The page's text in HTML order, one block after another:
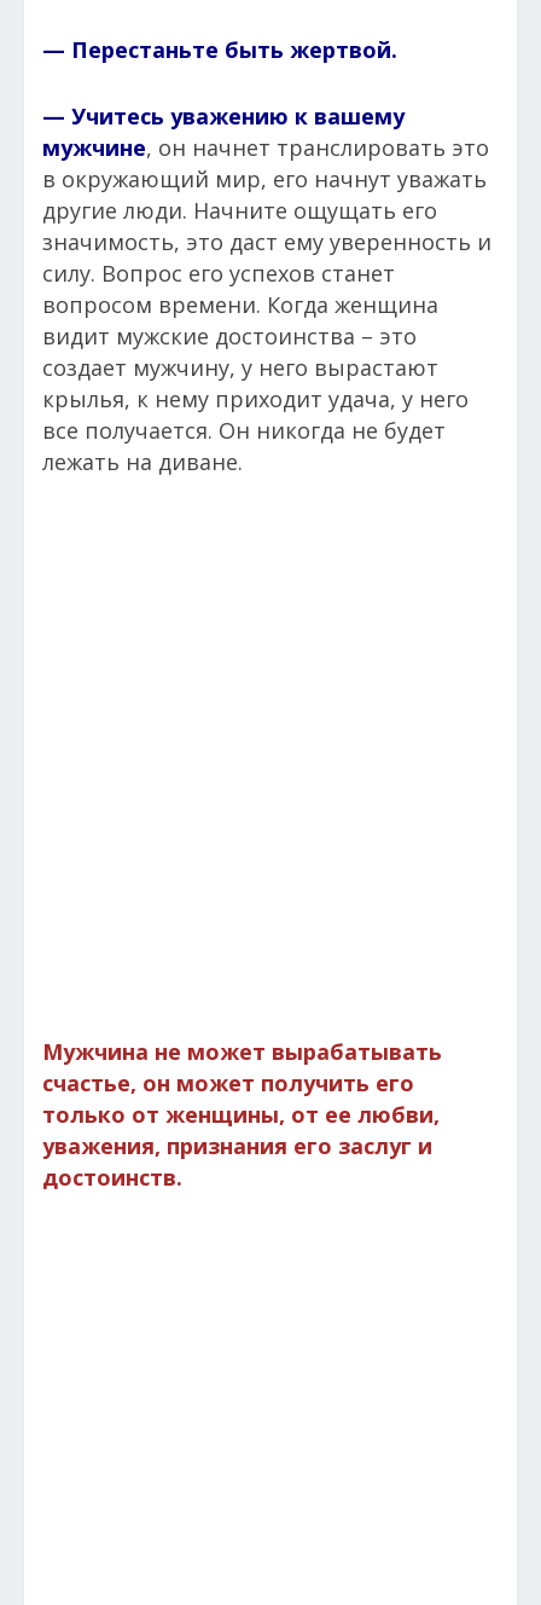
— Перестаньте быть жертвой.
— Учитесь уважению к вашему
мужчине, он начнет транслировать это
в окружающий мир, его начнут уважать
другие люди. Начните ощущать его
значимость, это даст ему уверенность и
силу. Вопрос его успехов станет
вопросом времени. Когда женщина
видит мужские достоинства – это
создает мужчину, у него вырастают
крылья, к нему приходит удача, у него
все получается. Он никогда не будет
лежать на диване.
Мужчина не может вырабатывать
счастье, он может получить его
только от женщины, от ее любви,
уважения, признания его заслуг и
достоинств.